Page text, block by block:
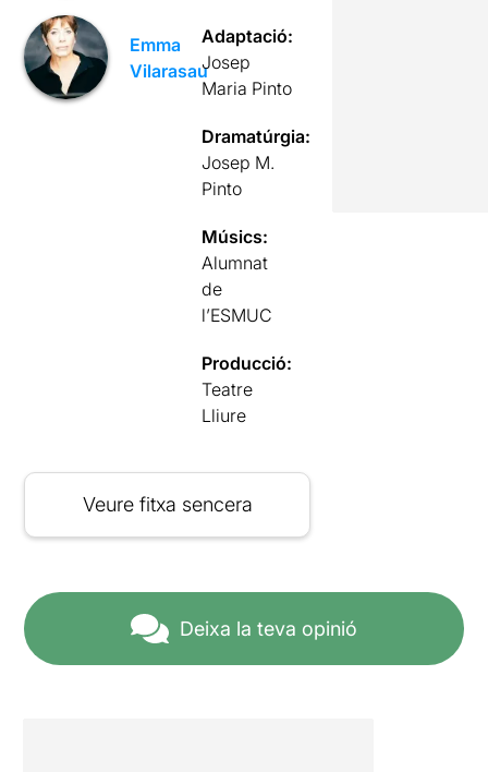
Emma
Vilarasau
Adaptació:
Josep
Maria Pinto
Dramatúrgia:
Josep M.
Pinto
Músics:
Alumnat
de
l’ESMUC
Producció:
Teatre
Lliure
Veure fitxa sencera
Deixa la teva opinió